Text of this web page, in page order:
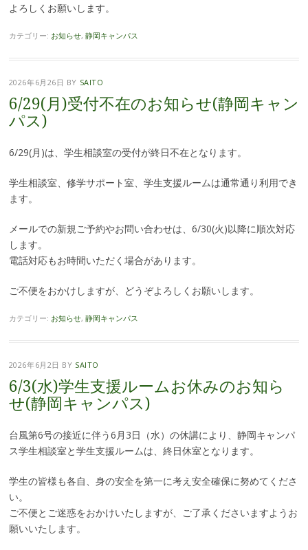
よろしくお願いします。
カテゴリー: お知らせ, 静岡キャンパス
2026年6月26日 BY SAITO
6/29(月)受付不在のお知らせ(静岡キャン
パス)
6/29(月)は、学生相談室の受付が終日不在となります。
学生相談室、修学サポート室、学生支援ルームは通常通り利用でき
ます。
メールでの新規ご予約やお問い合わせは、6/30(火)以降に順次対応
します。
電話対応もお時間いただく場合があります。
ご不便をおかけしますが、どうぞよろしくお願いします。
カテゴリー: お知らせ, 静岡キャンパス
2026年6月2日 BY SAITO
6/3(水)学生支援ルームお休みのお知ら
せ(静岡キャンパス)
台風第6号の接近に伴う6月3日（水）の休講により、静岡キャンパ
ス学生相談室と学生支援ルームは、終日休室となります。
学生の皆様も各自、身の安全を第一に考え安全確保に努めてくださ
い。
ご不便とご迷惑をおかけいたしますが、ご了承くださいますようお
願いいたします。